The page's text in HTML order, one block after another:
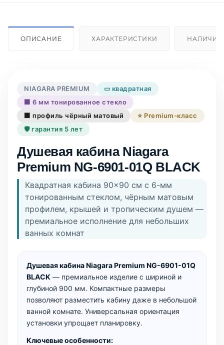
ОПИСАНИЕ ХАРАКТЕРИСТИКИ НАЛИЧИЕ
NIAGARA PREMIUM
▭ квадратная
⬛ 6 мм тонированное стекло
⬛ профиль чёрный матовый
⭐ Premium-класс
🛡️ гарантия 5 лет
Душевая кабина Niagara
Premium NG-6901-01Q BLACK
Квадратная кабина 90×90 см с 6-мм
тонированным стеклом, чёрным матовым
профилем, крышей и тропическим душем —
премиальное исполнение для небольших
ванных комнат
Душевая кабина Niagara Premium NG-6901-01Q
BLACK — премиальное изделие с шириной и
глубиной 900 мм. Компактные размеры
позволяют разместить кабину даже в небольшой
ванной комнате. Универсальная ориентация
установки упрощает планировку.
Ключевые особенности: